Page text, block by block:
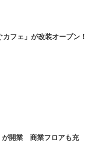
フェ」が改装オープン！
が開業 商業フロアも充